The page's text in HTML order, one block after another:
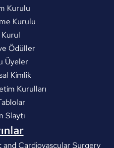
Kurulu
Kurulu
Ödüller
Üyeler
Kimlik
Kurulları
Slaytı
Cardiovascular Surgery